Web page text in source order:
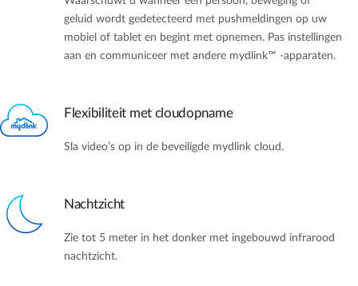
geluid wordt gedetecteerd met pushmeldingen op uw
mobiel of tablet en begint met opnemen. Pas instellingen
aan en communiceer met andere mydlink™ -apparaten.
Flexibiliteit met cloudopname
Sla video’s op in de beveiligde mydlink cloud.
Nachtzicht
Zie tot 5 meter in het donker met ingebouwd infrarood
nachtzicht.